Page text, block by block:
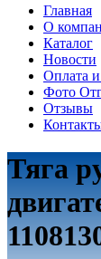
Главная
О
Каталог
Новости
Оплата и
Фото
Отзывы
Тяга